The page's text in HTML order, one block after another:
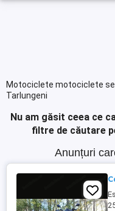
Motociclete motociclete
Tarlungeni
Nu am găsit ceea ce
filtre de căutare
Anunțuri